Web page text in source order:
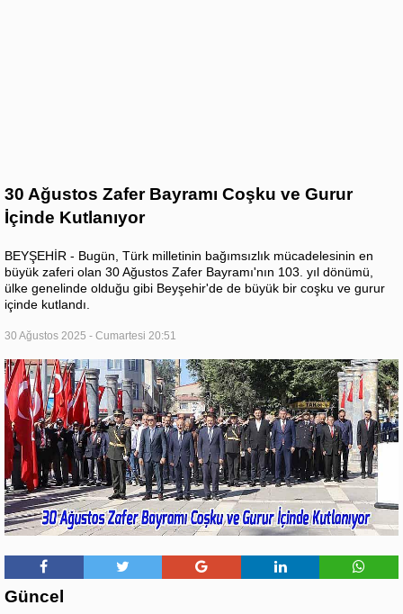
30 Ağustos Zafer Bayramı Coşku ve Gurur
İçinde Kutlanıyor
BEYŞEHİR - Bugün, Türk milletinin bağımsızlık mücadelesinin en
büyük zaferi olan 30 Ağustos Zafer Bayramı'nın 103. yıl dönümü,
ülke genelinde olduğu gibi Beyşehir'de de büyük bir coşku ve gurur
içinde kutlandı.
30 Ağustos 2025 - Cumartesi 20:51
Güncel